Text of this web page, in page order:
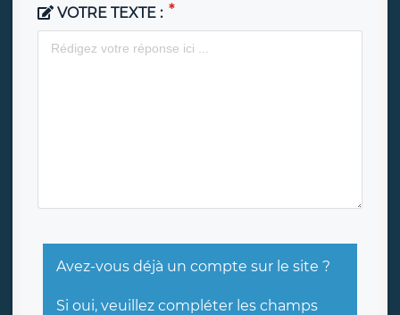
VOTRE TEXTE :
Avez-vous déjà un compte sur le site ?
Si oui, veuillez compléter les champs